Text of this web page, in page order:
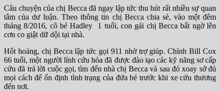
Câu chuyện của chị Becca đã ngay lập tức thu hút rất nhiều sự quan
tâm của dư luận. Theo thông tin chị Becca chia sẻ, vào một đêm
tháng 8/2016, cô bé Hadley 1 tuổi, con gái chị Becca bất ngờ lên
cơn co giật dữ dội tại nhà.
Hốt hoảng, chị Becca lập tức gọi 911 nhờ trợ giúp. Chính Bill Cox
66 tuổi, một người lính cứu hỏa đã được đào tạo các kỹ năng sơ cấp
cứu đã trả lời cuộc gọi, tìm đến nhà chị Becca và sau đó xoay sở đủ
mọi cách để ổn định tình trạng của đứa bé trước khi xe cứu thương
đến nơi.